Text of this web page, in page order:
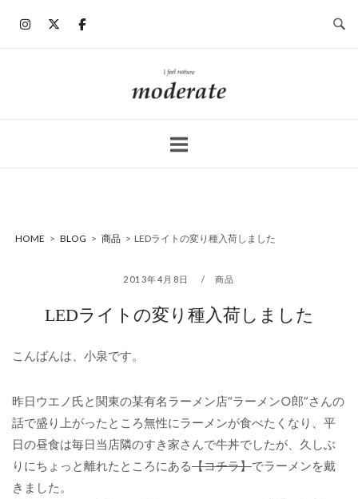
ホ
ー
HOME > BLOG > 商品 > LEDライトの変り種入荷しました
2013年4月8日 商品
LEDライトの変り種入荷しました
こんばんは、小泉です。
昨日ウエノ氏と関東の某有名ラーメン店“ラーメン○郎”さんの
話で盛り上がったところ無性にラーメンが食べたくなり、平
日の昼食は毎日当店隣のすき家さんで牛丼でしたが、久しぶ
りにちょっと離れたところにある【コチラ】でラーメンを戴
きました。